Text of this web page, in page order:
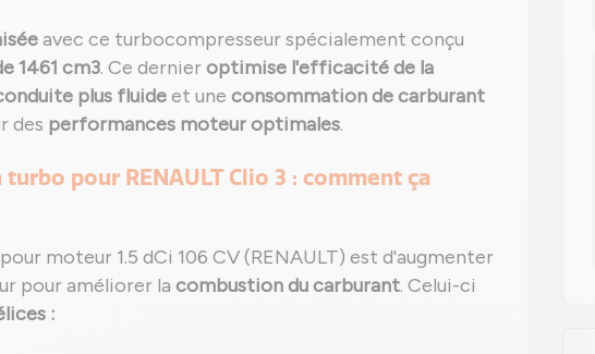
avec ce turbocompresseur spécialement conçu
1461 cm3. Ce dernieroptimise l'efficacité de la
plus fluideet une consommation de carburant
des performances moteur optimales.
pour RENAULT Clio 3 : comment ça
moteur 1.5 dCi 106 CV (RENAULT) est d'augmenter
pour améliorer la combustion du carburant. Celui-ci
: